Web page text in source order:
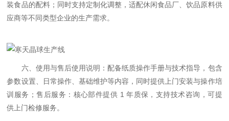
装食品的配料；同时支持定制化调整，适配休闲食品厂、饮品原料供
应商等不同类型企业的生产需求。
六、使用与售后使用说明：配备纸质操作手册与技术指导，包含
参数设置、日常操作、基础维护等内容，同时提供上门安装与操作培
训服务；售后服务：核心部件提供 1 年质保，支持技术咨询，可提
供上门检修服务。